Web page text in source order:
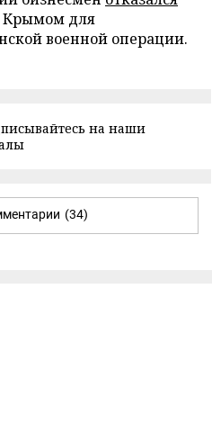
Крымом для
военной операции.
на наши
(34)